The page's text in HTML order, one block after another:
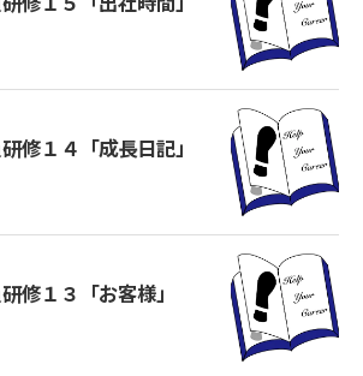
修１４「成長日記」
修１３「お客様」